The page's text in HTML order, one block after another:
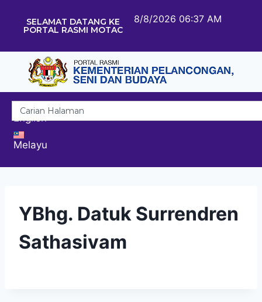
SELAMAT DATANG KE
PORTAL RASMI MOTAC
8/8/2026 06:37 AM
English
Melayu
YBhg. Datuk Surrendren
Sathasivam